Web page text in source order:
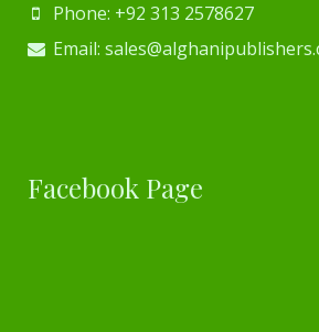
Phone: +92 313 2578627
Email:
Facebook Page